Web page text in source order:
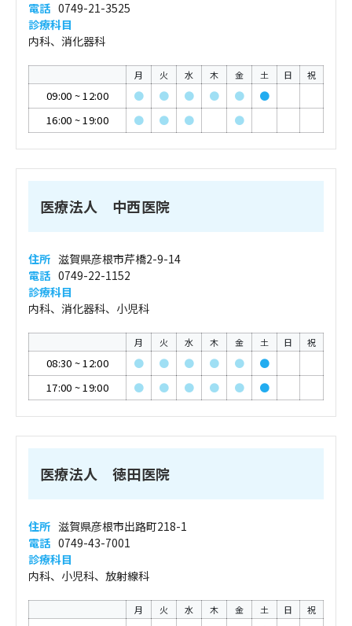
電話 0749-21-3525
診療科目
内科、消化器科
月 火 水 木 金 土 日 祝
09:00 ~12:00 ● ● ● ● ●
●
16:00 ~19:00 ● ● ● ●
医療法人 中西医院
住所 滋賀県彦根市芹橋2-9-14
電話 0749-22-1152
診療科目
内科、消化器科、小児科
月 火 水 木 金 土 日 祝
08:30 ~12:00 ● ● ● ● ●
●
17:00 ~19:00 ● ● ● ● ● ●
医療法人 徳田医院
住所 滋賀県彦根市出路町218-1
電話 0749-43-7001
診療科目
内科、小児科、放射線科
月 火 水 木 金 土 日 祝